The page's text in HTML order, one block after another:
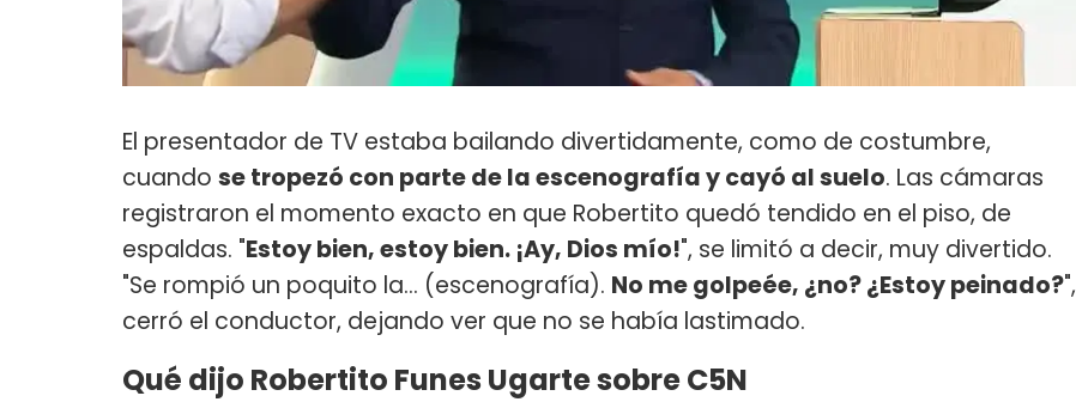
El presentador de TV estaba bailando divertidamente, como de costumbre,
cuando se tropezó con parte de la escenografía y cayó al suelo. Las cámaras
registraron el momento exacto en que Robertito quedó tendido en el piso, de
espaldas. "Estoy bien, estoy bien. ¡Ay, Dios mío!", se limitó a decir, muy divertido.
"Se rompió un poquito la... (escenografía). No me golpeée, ¿no? ¿Estoy peinado?",
cerró el conductor, dejando ver que no se había lastimado.
Qué dijo Robertito Funes Ugarte sobre C5N